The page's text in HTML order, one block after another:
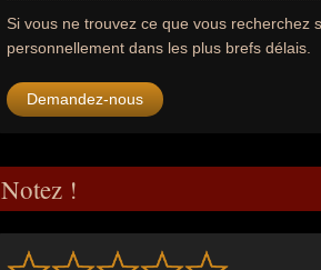
Si vous ne trouvez ce que vous recherchez
personnellement dans les plus brefs délais.
Demandez-nous
Notez !